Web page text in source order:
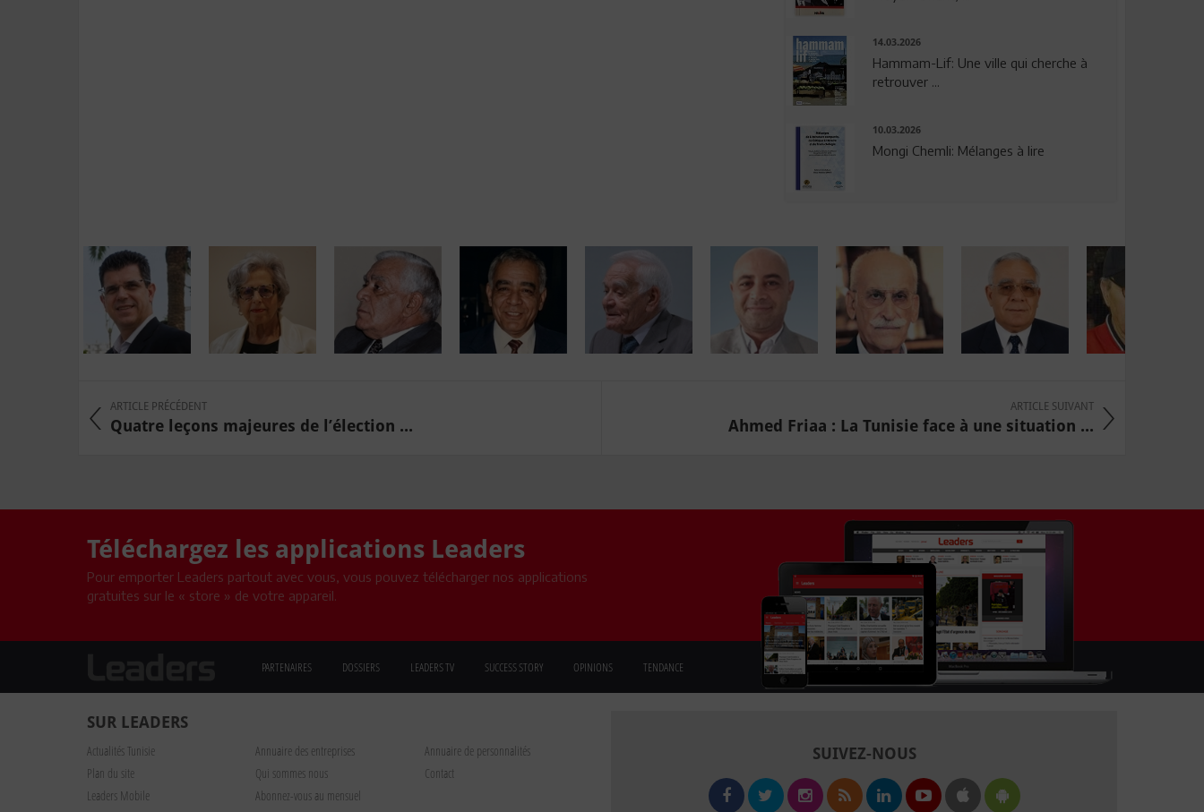
14.03.2026
Hammam-Lif: Une ville qui cherche à
retrouver ...
10.03.2026
Mongi Chemli: Mélanges à lire
ARTICLE PRÉCÉDENT
Quatre leçons majeures de l’élection ...
ARTICLE SUIVANT
Ahmed Friaa : La Tunisie face à une situation ...
Téléchargez les applications Leaders
Pour emporter Leaders partout avec vous, vous pouvez télécharger nos applications
gratuites sur le « store » de votre appareil.
PARTENAIRES DOSSIERS LEADERS TV SUCCESS STORY OPINIONS TENDANCE
SUR LEADERS
Actualités Tunisie Annuaire des entreprises
Annuaire de personnalités
Plan du site
Qui sommes nous
Contact
Leaders Mobile
Abonnez-vous au mensuel
SUIVEZ-NOUS